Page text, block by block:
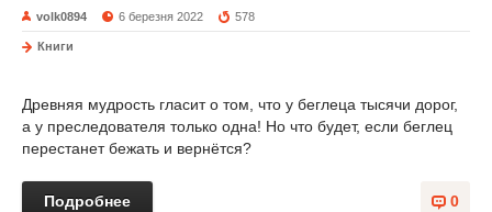
volk0894 6 березня 2022 578
Книги
Древняя мудрость гласит о том, что у беглеца тысячи дорог,
а у преследователя только одна! Но что будет, если беглец
перестанет бежать и вернётся?
0
Подробнее